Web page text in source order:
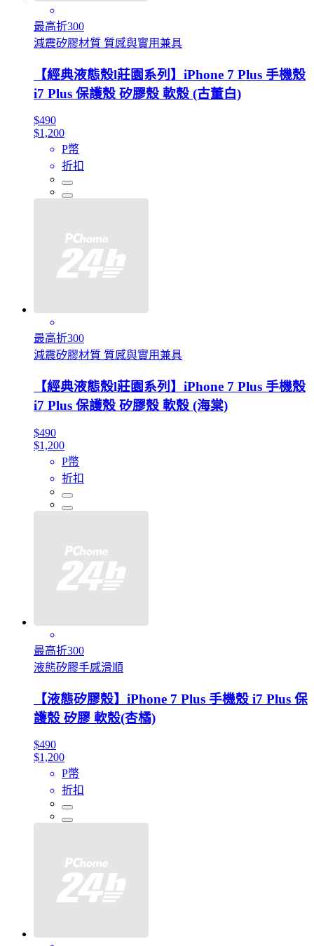
最高折300
減震矽膠材質 質感與實用兼具
【經典液態殼l莊園系列】iPhone 7 Plus 手機殼
i7 Plus 保護殼 矽膠殼 軟殼 (古董白)
$490
$1,200
P幣
折扣
最高折300
減震矽膠材質 質感與實用兼具
【經典液態殼l莊園系列】iPhone 7 Plus 手機殼
i7 Plus 保護殼 矽膠殼 軟殼 (海棠)
$490
$1,200
P幣
折扣
最高折300
液態矽膠手感滑順
【液態矽膠殼】iPhone 7 Plus 手機殼 i7 Plus 保
護殼 矽膠 軟殼(杏橘)
$490
$1,200
P幣
折扣